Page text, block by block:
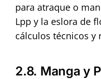
para atraque o
Lpp y la eslora de
cálculos técnicos y
2.8. Manga y